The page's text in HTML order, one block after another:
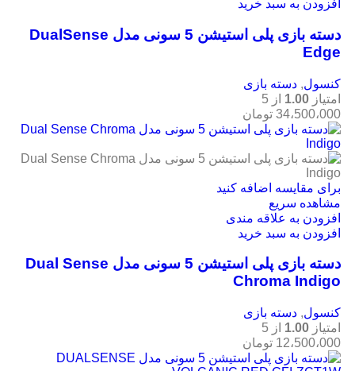
افزودن به سبد خرید
دسته بازی پلی استیشن 5 سونی مدل DualSense
Edge
کنسول, دسته بازی
امتیاز 1.00 از 5
34،500،000 تومان
برای مقایسه اضافه کنید
مشاهده سریع
افزودن به علاقه مندی
افزودن به سبد خرید
دسته بازی پلی استیشن 5 سونی مدل Dual Sense
Chroma Indigo
کنسول, دسته بازی
امتیاز 1.00 از 5
12،500،000 تومان